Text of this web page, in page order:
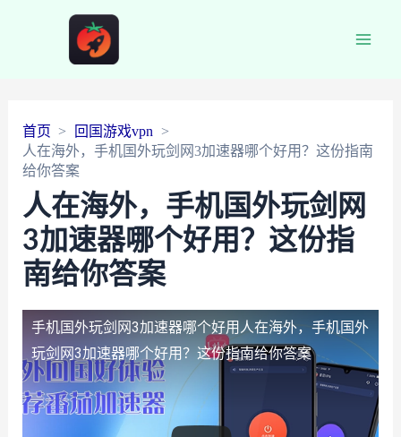
首页
回国游戏vpn
人在海外，手机国外玩剑网3加速器哪个好用？这份指南
给你答案
人在海外，手机国外玩剑网
3加速器哪个好用？这份指
南给你答案
手机国外玩剑网3加速器哪个好用 人在海外，手机国外
玩剑网3加速器哪个好用？这份指南给你答案